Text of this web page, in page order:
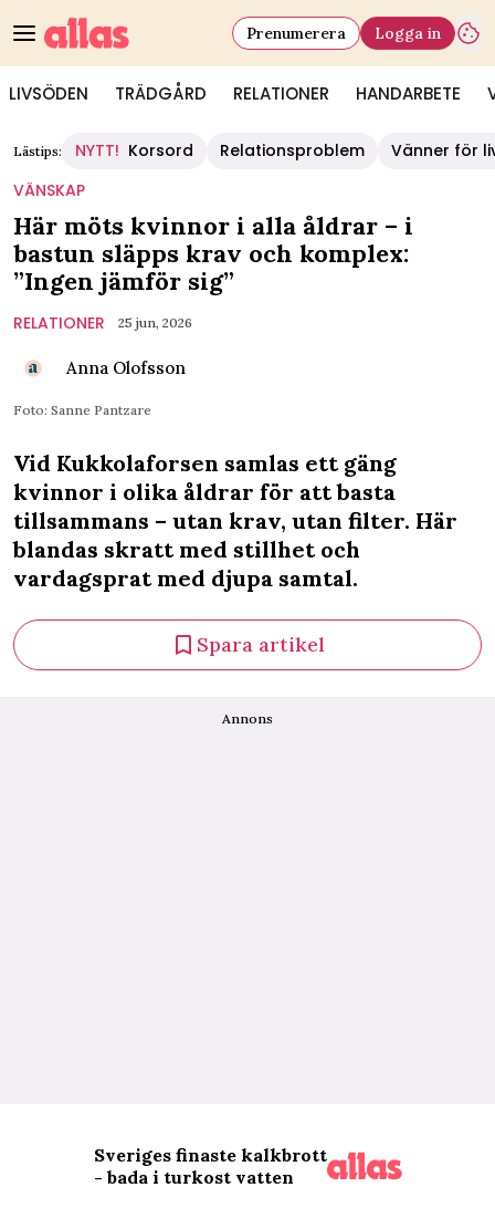
LIVSÖDEN TRÄDGÅRD RELATIONER HANDARBETE
Prenumerera Logga in
Lästips: NYTT! Korsord Relationsproblem
Vänner för
VÄNSKAP
Här möts kvinnor i alla åldrar – i
bastun släpps krav och komplex:
”Ingen jämför sig”
RELATIONER 25 jun, 2026
Anna Olofsson
Foto: Sanne Pantzare
Vid Kukkolaforsen samlas ett gäng
kvinnor i olika åldrar för att basta
tillsammans – utan krav, utan filter. Här
blandas skratt med stillhet och
vardagsprat med djupa samtal.
Spara artikel
Annons
Sveriges finaste kalkbrott
- bada i turkost vatten